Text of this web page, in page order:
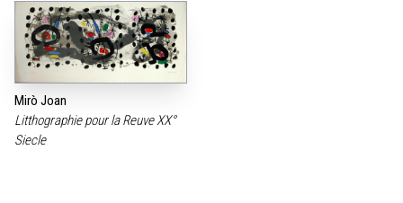
Mirò Joan
Litthographie pour la Reuve XX°
Siecle